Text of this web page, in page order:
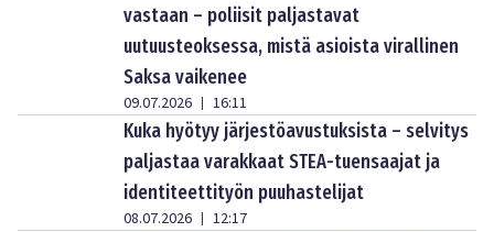
vastaan – poliisit paljastavat
uutuusteoksessa, mistä asioista virallinen
Saksa vaikenee
09.07.2026 | 16:11
Kuka hyötyy järjestöavustuksista – selvitys
paljastaa varakkaat STEA-tuensaajat ja
identiteettityön puuhastelijat
08.07.2026 | 12:17